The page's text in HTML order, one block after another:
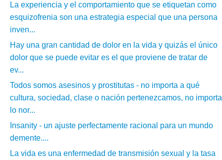
La experiencia y el comportamiento que se etiquetan como
esquizofrenia son una estrategia especial que una persona
inven...
Hay una gran cantidad de dolor en la vida y quizás el único
dolor que se puede evitar es el que proviene de tratar de
ev...
Todos somos asesinos y prostitutas - no importa a qué
cultura, sociedad, clase o nación pertenezcamos, no importa
lo nor...
Insanity - un ajuste perfectamente racional para un mundo
demente....
La vida es una enfermedad de transmisión sexual y la tasa